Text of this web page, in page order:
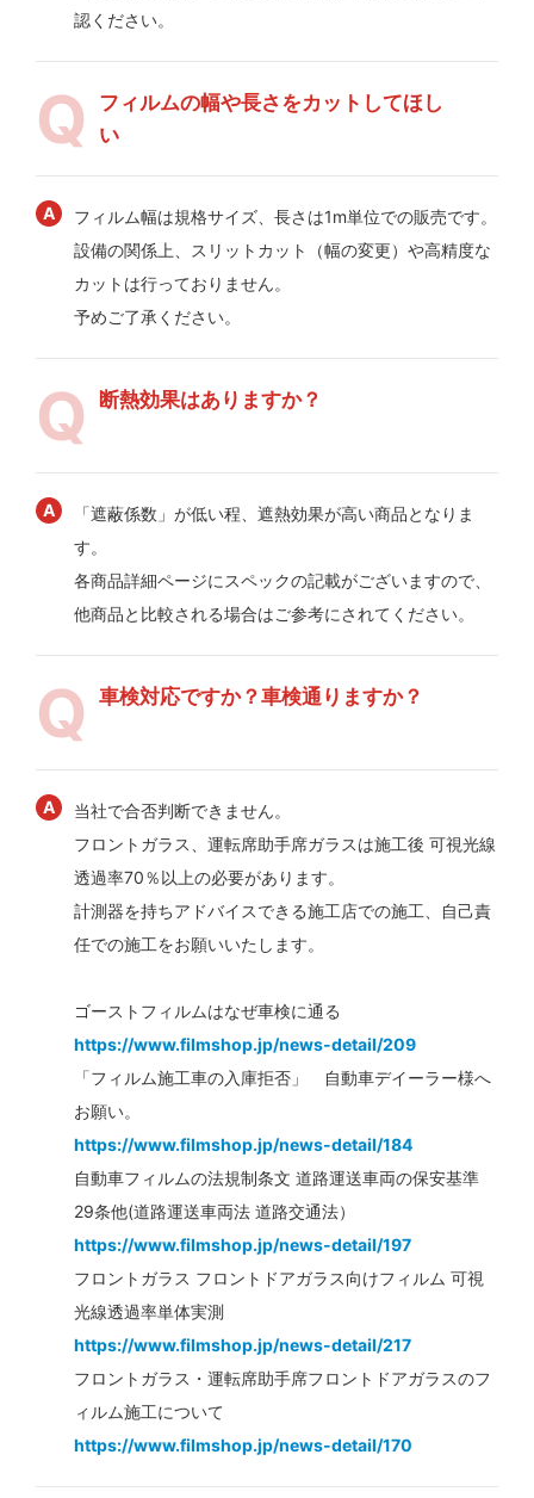
認ください。
フィルムの幅や長さをカットしてほし
い
フィルム幅は規格サイズ、長さは1m単位での販売です。
設備の関係上、スリットカット（幅の変更）や高精度な
カットは行っておりません。
予めご了承ください。
断熱効果はありますか？
「遮蔽係数」が低い程、遮熱効果が高い商品となりま
す。
各商品詳細ページにスペックの記載がございますので、
他商品と比較される場合はご参考にされてください。
車検対応ですか？車検通りますか？
当社で合否判断できません。
フロントガラス、運転席助手席ガラスは施工後 可視光線
透過率70％以上の必要があります。
計測器を持ちアドバイスできる施工店での施工、自己責
任での施工をお願いいたします。
ゴーストフィルムはなぜ車検に通る
https://www.filmshop.jp/news-detail/209
「フィルム施工車の入庫拒否」 自動車デイーラー様へ
お願い。
https://www.filmshop.jp/news-detail/184
自動車フィルムの法規制条文 道路運送車両の保安基準
29条他(道路運送車両法 道路交通法）
https://www.filmshop.jp/news-detail/197
フロントガラス フロントドアガラス向けフィルム 可視
光線透過率単体実測
https://www.filmshop.jp/news-detail/217
フロントガラス・運転席助手席フロントドアガラスのフ
ィルム施工について
https://www.filmshop.jp/news-detail/170